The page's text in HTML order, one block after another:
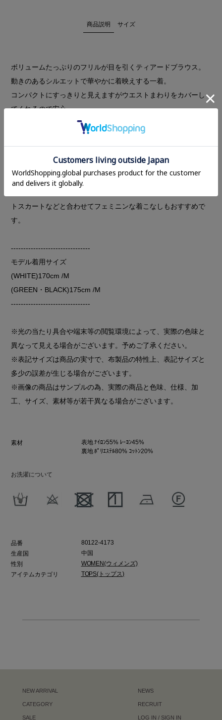
商品説明 サイズ
ボリュームたっぷりのフリルが目を引くティアードブラウス。
動きのあるシルエットで華やかに着映えする一着。
コンパクトにすっきりと見えますがウエストまわりをカバーし
てくれるので安心。
表情豊かなシボ感とナイロン特有のさらっとした肌触りの生地
で、きれいめすぎない絶妙なバランス。
モード感あるBLACKとWHITE、GREENは落ち着いたセージグ
リーンでスタイリングを柔和なルックスに。
トスカートなどと合わせてフェミニンな着こなしもおすすめで
す。
--------------------------------
モデル着用サイズ
(WHITE)170cm /M
(GREEN・BLACK)175cm /M
--------------------------------
※光の当たり具合や端末等の閲覧環境によって、実際の色味と
異なって見える場合がございます。予めご了承ください。
※表記サイズは商品の実寸で、布製品の特性上、表記サイズと
多少の誤差が生じる場合がございます。
※画像の商品はサンプルの為、実際の商品と色味、仕様、加
工、サイズ、素材等が若干異なる場合がございます。
素材
表地 ﾅｲﾛﾝ55% ﾚｰﾖﾝ45%
裏地 ﾎﾟﾘｴｽﾃﾙ80% ｺｯﾄﾝ20%
お洗濯について
品番
80122-4173
生産国
中国
性別
WOMEN(ウィメンズ)
アイテムカテゴリ
TOPS(トップス)
NEW ARRIVAL
CATEGORY
SALE
NEWS
RECRUIT
LOG IN / SIGN IN